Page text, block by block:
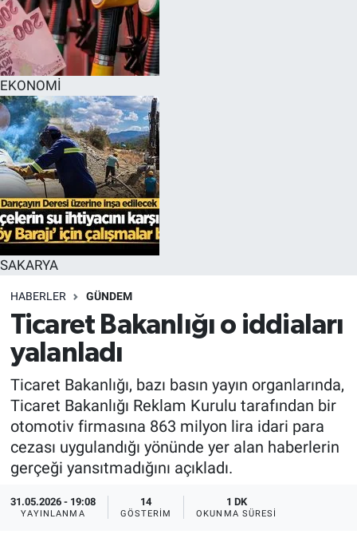
EKONOMİ
SAKARYA
HABERLER GÜNDEM
Ticaret Bakanlığı o iddiaları
yalanladı
Ticaret Bakanlığı, bazı basın yayın organlarında,
Ticaret Bakanlığı Reklam Kurulu tarafından bir
otomotiv firmasına 863 milyon lira idari para
cezası uygulandığı yönünde yer alan haberlerin
gerçeği yansıtmadığını açıkladı.
31.05.2026 - 19:08
YAYINLANMA
14
GÖSTERIM
1 DK
OKUNMA SÜRESI
EĞİTİM
MAGAZİN
ÖZEL HABER
HALK54 PANORAMA